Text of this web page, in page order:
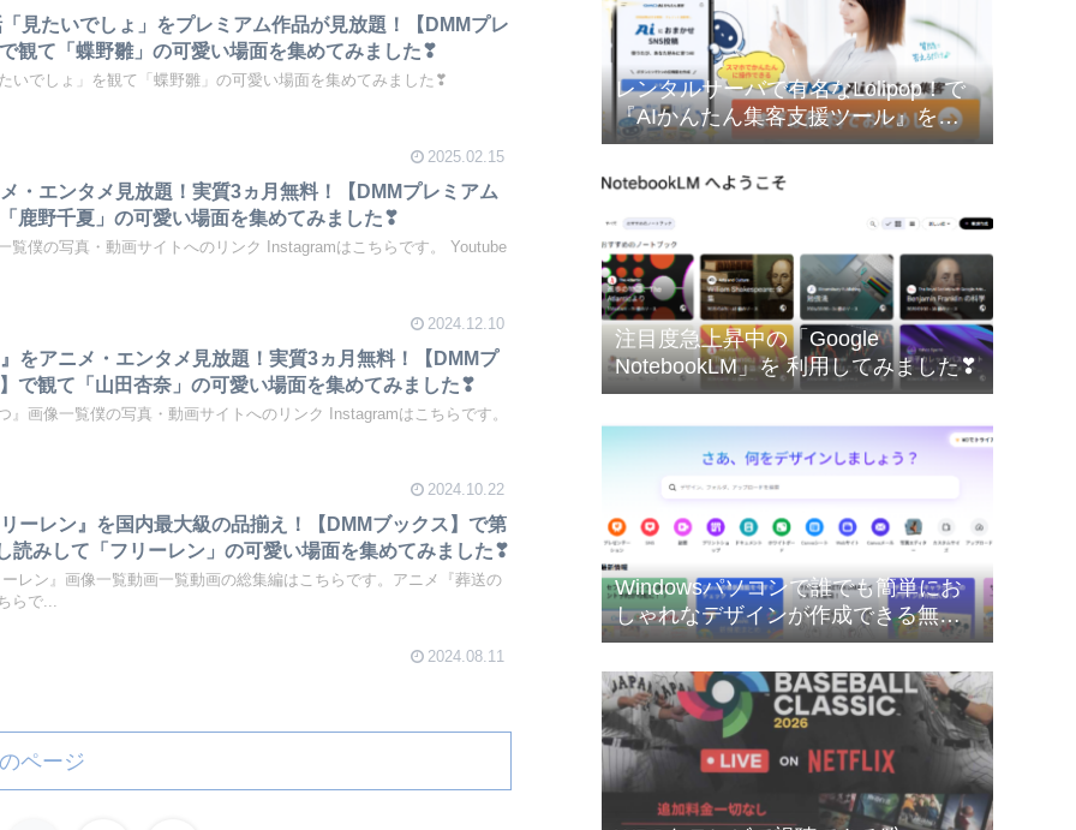
見たいでしょ」をプレミアム作品が見放題！【DMMプレ
観て「蝶野雛」の可愛い場面を集めてみました❣
いでしょ」を観て「蝶野雛」の可愛い場面を集めてみました❣
2025.02.15
・エンタメ見放題！実質3ヵ月無料！【DMMプレミアム
鹿野千夏」の可愛い場面を集めてみました❣
覧僕の写真・動画サイトへのリンク Instagramはこちらです。 Youtube
2024.12.10
をアニメ・エンタメ見放題！実質3ヵ月無料！【DMMプ
で観て「山田杏奈」の可愛い場面を集めてみました❣
』画像一覧僕の写真・動画サイトへのリンク Instagramはこちらです。
2024.10.22
ーレン』を国内最大級の品揃え！【DMMブックス】で第
読みして「フリーレン」の可愛い場面を集めてみました❣
レン』画像一覧動画一覧動画の総集編はこちらです。アニメ『葬送の
らで...
2024.08.11
ページ
レンタルサーバで有名なLolipop！で
『AIかんたん集客支援ツール』を無
料でお試しできます❣
注目度急上昇中の「Google
NotebookLM」を 利用してみました❣
Windowsパソコンで誰でも簡単にお
しゃれなデザインが作成できる無料
のオンライングラフィックデザイン
ツールのCanva（キャンバ）を使って
みたした❣